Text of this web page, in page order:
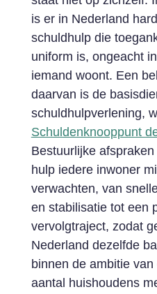
is er in Nederland
schuldhulp die
uniform is, ongeacht
iemand woont. Een
daarvan is de
schuldhulpverlening,
Schuldenknooppunt
Bestuurlijke
hulp iedere inwoner
verwachten, van
en stabilisatie tot een
vervolgtraject, zodat
Nederland dezelfde
binnen de ambitie
aantal huishoudens